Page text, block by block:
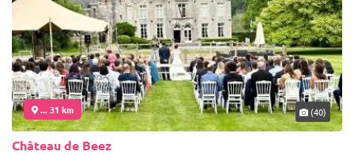
... 31 km (40)
Château de Beez